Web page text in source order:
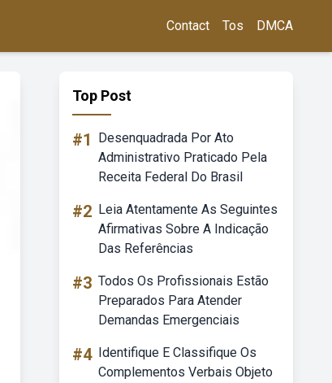
Contact Tos DMCA
Top Post
#1
Desenquadrada Por Ato
Administrativo Praticado Pela
Receita Federal Do Brasil
#2 Leia Atentamente As Seguintes
Afirmativas Sobre A Indicação
Das Referências
#3 Todos Os Profissionais Estão
Preparados Para Atender
Demandas Emergenciais
#4 Identifique E Classifique Os
Complementos Verbais Objeto